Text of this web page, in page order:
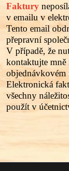
Faktury
v emailu v
Tento email
přepravní
V případě, že
kontaktujte mně
Elektronická
všechny
použít v